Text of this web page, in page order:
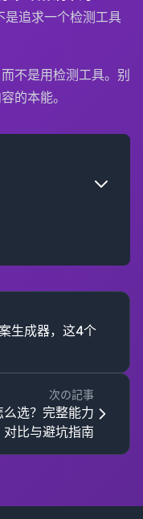
是追求一个检测工具
不是用检测工具。别
的本能。
生成器，这4个
次の記事
选？完整能力
对比与避坑指南